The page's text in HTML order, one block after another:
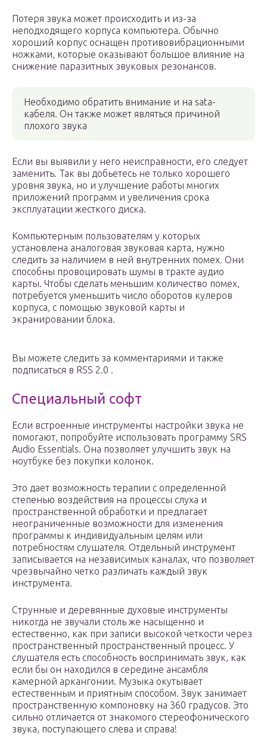
Потеря звука может происходить и из-за
неподходящего корпуса компьютера. Обычно
хороший корпус оснащен противовибрационными
ножками, которые оказывают большое влияние на
снижение паразитных звуковых резонансов.
Необходимо обратить внимание и на sata-
кабеля. Он также может являться причиной
плохого звука
Если вы выявили у него неисправности, его следует
заменить. Так вы добьетесь не только хорошего
уровня звука, но и улучшение работы многих
приложений программ и увеличения срока
эксплуатации жесткого диска.
Компьютерным пользователям у которых
установлена аналоговая звуковая карта, нужно
следить за наличием в ней внутренних помех. Они
способны провоцировать шумы в тракте аудио
карты. Чтобы сделать меньшим количество помех,
потребуется уменьшить число оборотов кулеров
корпуса, с помощью звуковой карты и
экранировании блока.
Вы можете следить за комментариями и также
подписаться в RSS 2.0 .
Специальный софт
Если встроенные инструменты настройки звука не
помогают, попробуйте использовать программу SRS
Audio Essentials. Она позволяет улучшить звук на
ноутбуке без покупки колонок.
Это дает возможность терапии с определенной
степенью воздействия на процессы слуха и
пространственной обработки и предлагает
неограниченные возможности для изменения
программы к индивидуальным целям или
потребностям слушателя. Отдельный инструмент
записывается на независимых каналах, что позволяет
чрезвычайно четко различать каждый звук
инструмента.
Струнные и деревянные духовые инструменты
никогда не звучали столь же насыщенно и
естественно, как при записи высокой четкости через
пространственный пространственный процесс. У
слушателя есть способность воспринимать звук, как
если бы он находился в середине ансамбля
камерной аркангонии. Музыка окутывает
естественным и приятным способом. Звук занимает
пространственную компоновку на 360 градусов. Это
сильно отличается от знакомого стереофонического
звука, поступающего слева и справа!